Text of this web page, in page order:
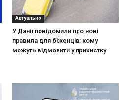
Актуально
У Данії повідомили про нові
правила для біженців: кому
можуть відмовити у прихистку